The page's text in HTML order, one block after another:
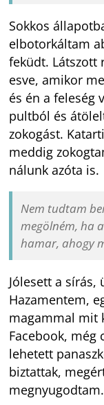
Sokkos
elbotorkáltam
feküdt. Látszott
esve, amikor
és én a feleség
pultból és
zokogást.
meddig
nálunk azóta is.
Nem tudtam
megölném, ha
hamar, ahogy
Jólesett a sírás,
Hazamentem,
magammal mit
Facebook, még
lehetett
biztattak,
megnyugodtam.